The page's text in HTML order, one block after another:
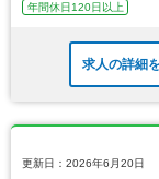
年間休日120日以上
求人の詳細
更新日：2026年6月20日